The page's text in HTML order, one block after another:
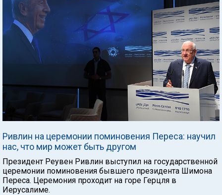
Ривлин на церемонии поминовения Переса: научил
нас, что мир может быть другом
Президент Реувен Ривлин выступил на государственной
церемонии поминовения бывшего президента Шимона
Переса. Церемония проходит на горе Герцля в
Иерусалиме.